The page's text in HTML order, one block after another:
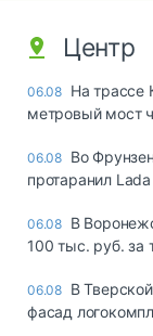
Центр
06.08 На трассе
метровый мост
06.08 Во
протаранил
06.08 В
100 тыс. руб. за
06.08 В
фасад